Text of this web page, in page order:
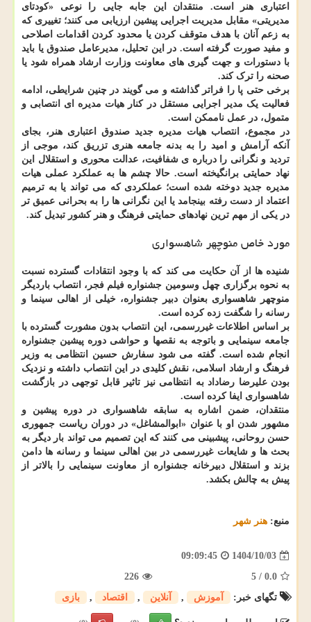
اعتباری هنر است. منتقدان این جابه جایی را نوعی «کودتای
مدیریتی» مقابل مدیریت اجرایی پیشین ارزیابی می کنند؛ تغییری که
به زعم آنان با هدف متوقف کردن یا محدود کردن اقدامات اصلاحی
و مفید صورت گرفته است. در این تحلیل، مدیرعامل صندوق یا باید
با دستورات و جهت گیری های معاونت وزارت ارشاد همراه شود یا
صحنه را ترک کند.
برخی حتی پا را فراتر گذاشته و می گویند در چنین شرایطی، ادامه
فعالیت یک مدیر اجرایی مستقل در کنار هیات مدیره ای انتصابی و
متمول، در عمل ناممکن است.
در مجموع، انتصاب هیات مدیره جدید صندوق اعتباری هنر، بجای
آنکه آرامش و امید را به بدنه جامعه هنری تزریق کند، موجی از
تردید و نگرانی را درباره ی شفافیت، عدالت محوری و استقلال این
نهاد حمایتی برانگیخته است. حالا چشم ها به عملکرد عملی هیات
مدیره جدید دوخته شده است؛ عملکردی که می تواند یا به ترمیم
اعتماد از دست رفته بینجامد یا این نگرانی ها را به بحرانی عمیق تر
در یکی از مهم ترین نهادهای حمایتی فرهنگ و هنر کشور تبدیل کند.
مورد خاص منوچهر شاهسواری
شنیده ها از آن حکایت می کند که با وجود انتقادات گسترده نسبت
به نحوه برگزاری چهل وسومین جشنواره فیلم فجر، انتصاب باردیگر
منوچهر شاهسواری بعنوان دبیر جشنواره، خیلی از اهالی سینما و
رسانه را شگفت زده کرده است.
بر اساس اطلاعات غیررسمی، این انتصاب بدون مشورت گسترده با
جامعه سینمایی و باتوجه به نقصها و حواشی دوره پیشین جشنواره
انجام شده است. گفته می شود سفارش حسین انتظامی به وزیر
فرهنگ و ارشاد اسلامی، نقش کلیدی در این انتصاب داشته و نزدیک
بودن علیرضا رضاداد به انتظامی نیز تاثیر قابل توجهی در بازگشت
شاهسواری ایفا کرده است.
منتقدان، ضمن اشاره به سابقه شاهسواری در دوره پیشین و
مشهور شدن او با عنوان «ابوالمشاغل» در دوران ریاست جمهوری
حسن روحانی، پیشبینی می کنند که این تصمیم می تواند بار دیگر به
بحث ها و شایعات غیررسمی در بین اهالی سینما و رسانه ها دامن
بزند و استقلال دبیرخانه جشنواره از معاونت سینمایی را بالاتر از
پیش به چالش بکشد.
منبع: هنر شهر
1404/10/03
09:09:45
0.0
/
5
226
تگهای خبر:
آموزش , آنلاین , اقتصاد , بازی